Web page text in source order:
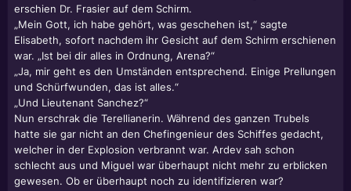
erschien Dr. Frasier auf dem Schirm.
„Mein Gott, ich habe gehört, was geschehen ist,“ sagte
Elisabeth, sofort nachdem ihr Gesicht auf dem Schirm erschienen
war. „Ist bei dir alles in Ordnung, Arena?“
„Ja, mir geht es den Umständen entsprechend. Einige Prellungen
und Schürfwunden, das ist alles.“
„Und Lieutenant Sanchez?“
Nun erschrak die Terellianerin. Während des ganzen Trubels
hatte sie gar nicht an den Chefingenieur des Schiffes gedacht,
welcher in der Explosion verbrannt war. Ardev sah schon
schlecht aus und Miguel war überhaupt nicht mehr zu erblicken
gewesen. Ob er überhaupt noch zu identifizieren war?